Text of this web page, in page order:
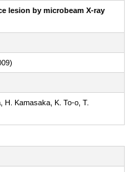
lesion by microbeam X-ray
H. Kamasaka, K. To-o, T.